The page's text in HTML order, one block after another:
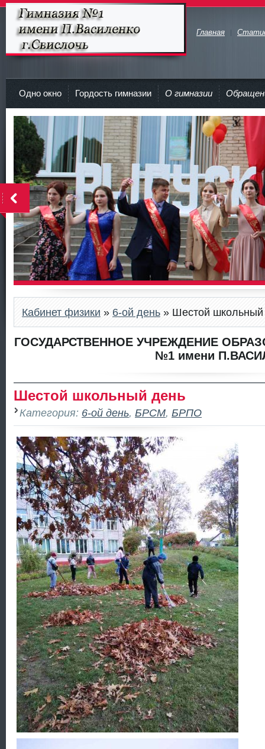
Гимназия №1 имени П.Василенко
Главная
Одно окно Гордость гимназии О гимназии
Кабинет физики » 6-ой день » Шестой школьный
ГОСУДАРСТВЕННОЕ УЧРЕЖДЕНИЕ
№1 имени
Шестой школьный день
Категория: 6-ой день, БРСМ, БРПО